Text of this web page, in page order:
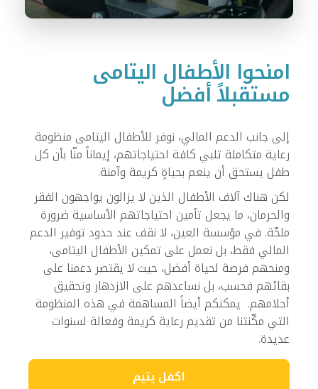
امنحوا الأطفال اليتامى
مستقبلاً أفضل
إلى جانب الدعم المالي، نوفر للأطفال اليتامى منظومة
رعاية متكاملة تلبي كافة احتياجاتهم، إيماناً منّا بأن كل
طفل يستحق أن ينعم بحياةٍ كريمة وآمنة.
لكن هناك آلاف الأطفال الذين لا يزالون يواجهون الفقر
والحرمان، ما يجعل تأمين احتياجاتهم الأساسية ضرورة
ملحّة. في مؤسسة العين، لا نقف عند حدود توفير الدعم
المالي فقط، بل نعمل على تمكين الأطفال اليتامى،
ومنحهم فرصة لحياة أفضل، حيث لا يقتصر دعمنا على
بقائهم فحسب، بل نساعدهم على الازدهار وتحقيق
أحلامهم. يمكنكم أيضاً المساهمة في هذه المنظومة
التي مكّنتنا من تقديم رعاية كريمة وفعالة لسنوات
عديدة.
اكفل يتيم